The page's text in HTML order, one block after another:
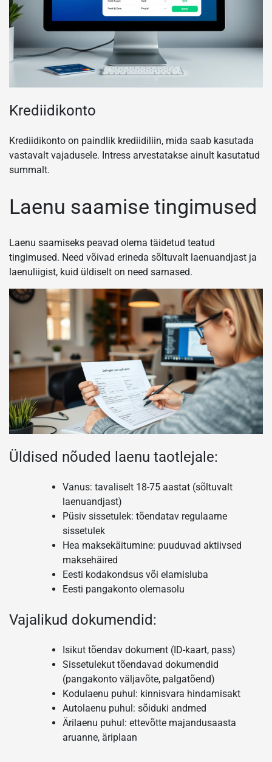
Krediidikonto
Krediidikonto on paindlik krediidiliin, mida saab kasutada
vastavalt vajadusele. Intress arvestatakse ainult kasutatud
summalt.
Laenu saamise tingimused
Laenu saamiseks peavad olema täidetud teatud
tingimused. Need võivad erineda sõltuvalt laenuandjast ja
laenuliigist, kuid üldiselt on need sarnased.
Üldised nõuded laenu taotlejale:
Vanus: tavaliselt 18-75 aastat (sõltuvalt
laenuandjast)
Püsiv sissetulek: tõendatav regulaarne
sissetulek
Hea maksekäitumine: puuduvad aktiivsed
maksehäired
Eesti kodakondsus või elamisluba
Eesti pangakonto olemasolu
Vajalikud dokumendid:
Isikut tõendav dokument (ID-kaart, pass)
Sissetulekut tõendavad dokumendid
(pangakonto väljavõte, palgatõend)
Kodulaenu puhul: kinnisvara hindamisakt
Autolaenu puhul: sõiduki andmed
Ärilaenu puhul: ettevõtte majandusaasta
aruanne, äriplaan